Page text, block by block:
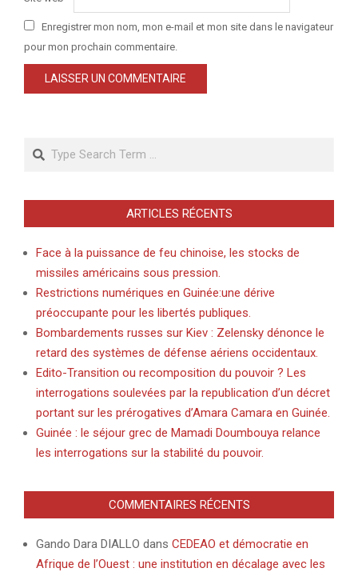
Enregistrer mon nom, mon e-mail et mon site dans le navigateur
pour mon prochain commentaire.
Search
ARTICLES RÉCENTS
Face à la puissance de feu chinoise, les stocks de
missiles américains sous pression.
Restrictions numériques en Guinée:une dérive
préoccupante pour les libertés publiques.
Bombardements russes sur Kiev : Zelensky dénonce le
retard des systèmes de défense aériens occidentaux.
Edito-Transition ou recomposition du pouvoir ? Les
interrogations soulevées par la republication d’un décret
portant sur les prérogatives d’Amara Camara en Guinée.
Guinée : le séjour grec de Mamadi Doumbouya relance
les interrogations sur la stabilité du pouvoir.
COMMENTAIRES RÉCENTS
Gando Dara DIALLO dans CEDEAO et démocratie en
Afrique de l’Ouest : une institution en décalage avec les